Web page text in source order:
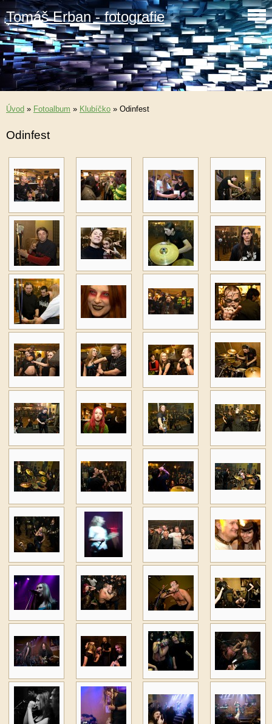
Tomáš Erban - fotografie
Úvod » Fotoalbum » Klubíčko » Odinfest
Odinfest